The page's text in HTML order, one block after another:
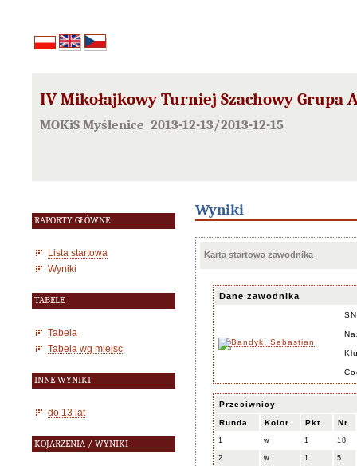
IV Mikołajkowy Turniej Szachowy Grupa
MOKiS Myślenice 2013-12-13/2013-12-15
RAPORTY GŁÓWNE
Lista startowa
Wyniki
TABELE
Tabela
Tabela wg miejsc
INNE WYNIKI
do 13 lat
KOJARZENIA / WYNIKI
Wyniki
Karta startowa zawodnika
Dane zawodnika
Przeciwnicy
Runda Kolor Pkt. Nr
1 w 1 18
2 w 1 5